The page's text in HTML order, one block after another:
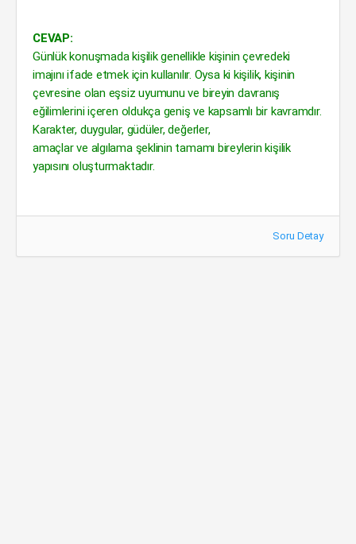
CEVAP:
Günlük konuşmada kişilik genellikle kişinin çevredeki
imajını ifade etmek için kullanılır. Oysa ki kişilik, kişinin
çevresine olan eşsiz uyumunu ve bireyin davranış
eğilimlerini içeren oldukça geniş ve kapsamlı bir kavramdır.
Karakter, duygular, güdüler, değerler,
amaçlar ve algılama şeklinin tamamı bireylerin kişilik
yapısını oluşturmaktadır.
Soru Detay